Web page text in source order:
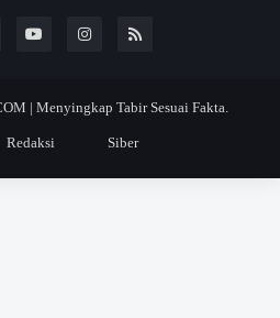
| Menyingkap Tabir Sesuai Fakta.
Redaksi Siber